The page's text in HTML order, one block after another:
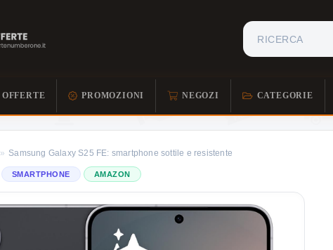
OFFERTE PROMOZIONI NEGOZI CATEGORIE
» Samsung Galaxy S25 FE: smartphone sottile e resistente
SMARTPHONE AMAZON